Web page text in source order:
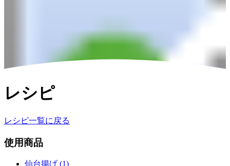
レシピ
レシピ一覧に戻る
使用商品
仙台揚げ (1)